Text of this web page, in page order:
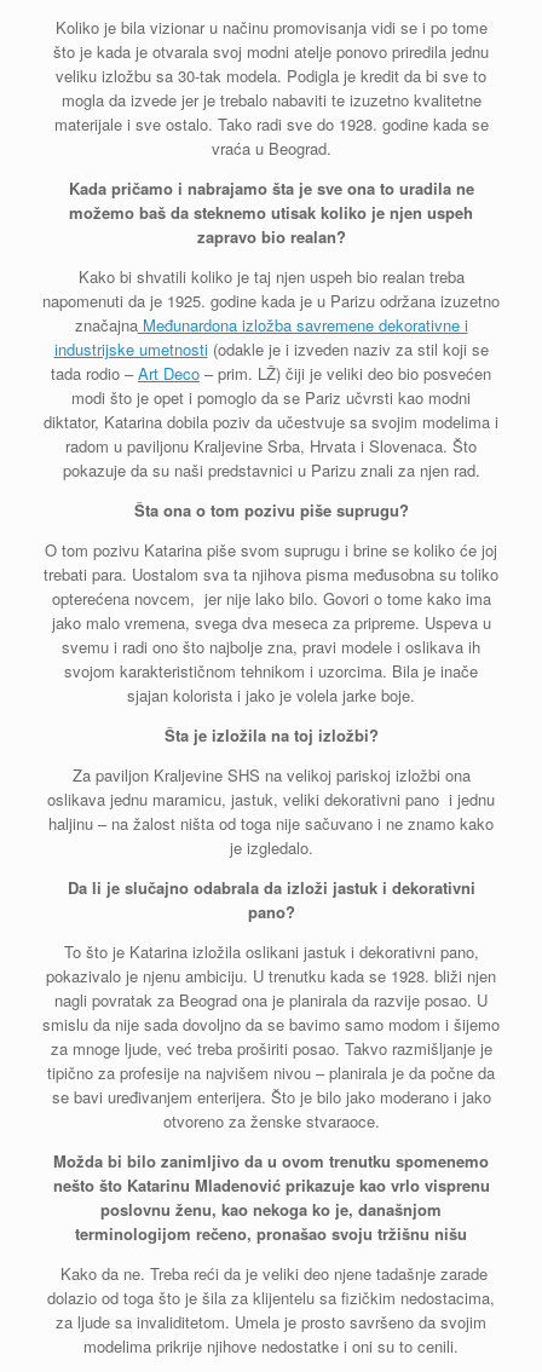
Koliko je bila vizionar u načinu promovisanja vidi se i po tome
što je kada je otvarala svoj modni atelje ponovo priredila jednu
veliku izložbu sa 30-tak modela. Podigla je kredit da bi sve to
mogla da izvede jer je trebalo nabaviti te izuzetno kvalitetne
materijale i sve ostalo. Tako radi sve do 1928. godine kada se
vraća u Beograd.
Kada pričamo i nabrajamo šta je sve ona to uradila ne
možemo baš da steknemo utisak koliko je njen uspeh
zapravo bio realan?
Kako bi shvatili koliko je taj njen uspeh bio realan treba
napomenuti da je 1925. godine kada je u Parizu održana izuzetno
značajnaMeđunardona izložba savremene dekorativne i
industrijske umetnosti(odakle je i izveden naziv za stil koji se
tada rodio –Art Deco – prim. LŽ) čiji je veliki deo bio posvećen
modi što je opet i pomoglo da se Pariz učvrsti kao modni
diktator, Katarina dobila poziv da učestvuje sa svojim modelima i
radom u paviljonu Kraljevine Srba, Hrvata i Slovenaca. Što
pokazuje da su naši predstavnici u Parizu znali za njen rad.
Šta ona o tom pozivu piše suprugu?
O tom pozivu Katarina piše svom suprugu i brine se koliko će joj
trebati para. Uostalom sva ta njihova pisma međusobna su toliko
opterećena novcem, jer nije lako bilo. Govori o tome kako ima
jako malo vremena, svega dva meseca za pripreme. Uspeva u
svemu i radi ono što najbolje zna, pravi modele i oslikava ih
svojom karakterističnom tehnikom i uzorcima. Bila je inače
sjajan kolorista i jako je volela jarke boje.
Šta je izložila na toj izložbi?
Za paviljon Kraljevine SHS na velikoj pariskoj izložbi ona
oslikava jednu maramicu, jastuk, veliki dekorativni pano i jednu
haljinu – na žalost ništa od toga nije sačuvano i ne znamo kako
je izgledalo.
Da li je slučajno odabrala da izloži jastuk i dekorativni
pano?
To što je Katarina izložila oslikani jastuk i dekorativni pano,
pokazivalo je njenu ambiciju. U trenutku kada se 1928. bliži njen
nagli povratak za Beograd ona je planirala da razvije posao. U
smislu da nije sada dovoljno da se bavimo samo modom i šijemo
za mnoge ljude, već treba proširiti posao. Takvo razmišljanje je
tipično za profesije na najvišem nivou – planirala je da počne da
se bavi uređivanjem enterijera. Što je bilo jako moderano i jako
otvoreno za ženske stvaraoce.
Možda bi bilo zanimljivo da u ovom trenutku spomenemo
nešto što Katarinu Mladenović prikazuje kao vrlo visprenu
poslovnu ženu, kao nekoga ko je, današnjom
terminologijom rečeno, pronašao svoju tržišnu nišu
Kako da ne. Treba reći da je veliki deo njene tadašnje zarade
dolazio od toga što je šila za klijentelu sa fizičkim nedostacima,
za ljude sa invaliditetom. Umela je prosto savršeno da svojim
modelima prikrije njihove nedostatke i oni su to cenili.